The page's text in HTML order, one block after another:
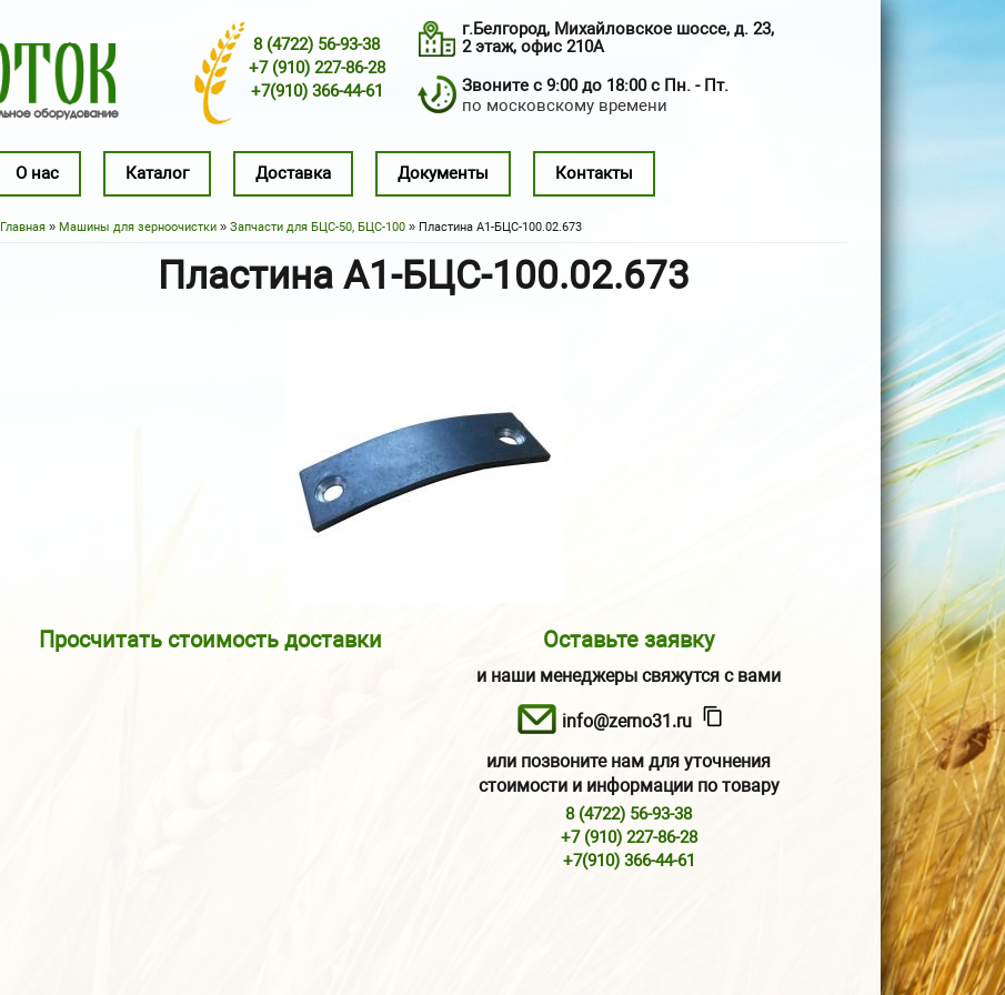
8 (4722) 56-93-38
+7 (910) 227-86-28
+7(910) 366-44-61
г.Белгород, Михайловское шоссе, д. 23,
2 этаж, офис 210А
Звоните с 9:00 до 18:00 с Пн. - Пт.
по московскому времени
О нас Каталог Доставка Документы Контакты
Вы здесь
Главная » Машины для зерноочистки » Запчасти для БЦС-50, БЦС-100 » Пластина А1-БЦС-100.02.673
Пластина А1-БЦС-100.02.673
Просчитать стоимость доставки Оставьте заявку
и наши менеджеры свяжутся с вами
info@zerno31.ru
или позвоните нам для уточнения
стоимости и информации по товару
8 (4722) 56-93-38
+7 (910) 227-86-28
+7(910) 366-44-61